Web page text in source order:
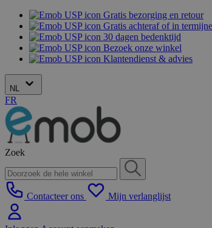
Gratis bezorging en retour
Gratis achteraf of in
30 dagen bedenktijd
Bezoek onze winkel
Klantendienst & advies
NL
FR
Zoek
Contacteer ons Mijn verlanglijst